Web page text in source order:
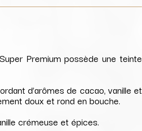
Premium possède une teinte
d’arômes de cacao, vanille et
doux et rond en bouche.
crémeuse et épices.